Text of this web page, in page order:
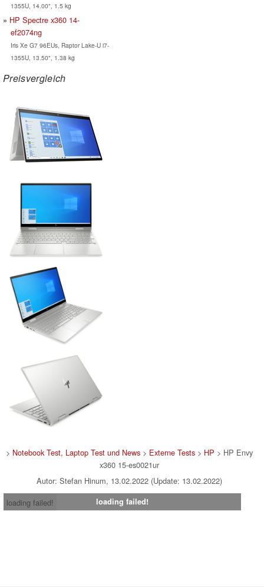
1355U, 14.00", 1.5 kg
HP Spectre x360 14-
ef2074ng
Iris Xe G7 96EUs, Raptor Lake-U i7-
1355U, 13.50", 1.38 kg
Preisvergleich
> Notebook Test, Laptop Test und News> Externe Tests> HP > HP Envy
x360 15-es0021ur
Autor: Stefan Hinum, 13.02.2022 (Update: 13.02.2022)
loading failed!
loading failed!